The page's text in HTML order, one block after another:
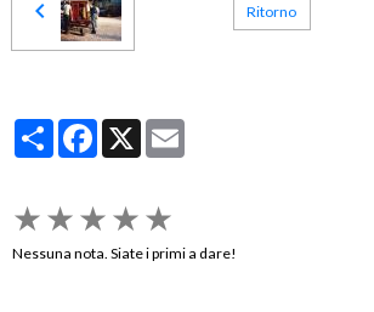
Ritorno
PartagerFacebook
X
★★★★★
Nessuna nota. Siate i primi a dare!